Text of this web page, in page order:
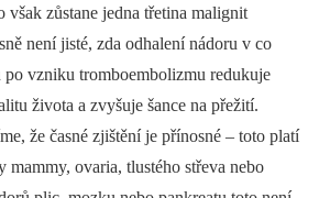
však zůstane jedna třetina malignit
není jisté, zda odhalení nádoru v co
po vzniku tromboembolizmu redukuje
života a zvyšuje šance na přežití.
že časné zjištění je přínosné –⁠ toto platí
mammy, ovaria, tlustého střeva nebo